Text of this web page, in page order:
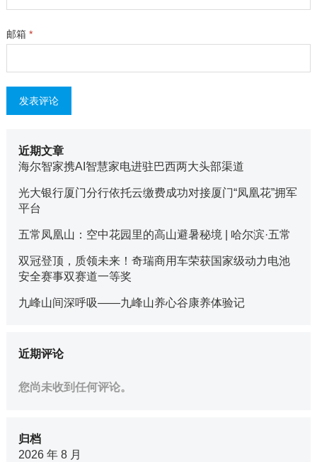
邮箱 *
近期文章
海尔智家携AI智慧家电进驻巴西两大头部渠道
光大银行厦门分行依托云缴费成功对接厦门“凤凰花”拥军
平台
五常凤凰山：空中花园里的高山避暑秘境 | 哈尔滨·五常
双冠登顶，质领未来！奇瑞商用车荣获国家级动力电池
安全赛事双赛道一等奖
九峰山间深呼吸——九峰山养心谷康养体验记
近期评论
您尚未收到任何评论。
归档
2026 年 8 月